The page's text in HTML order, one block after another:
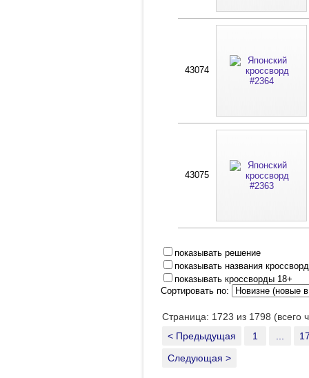
43074
43075
показывать решение
показывать названия
показывать кроссворды 18+
Сортировать по:
Страница: 1723 из 1798 (всего
< Предыдущая
1
Следующая >